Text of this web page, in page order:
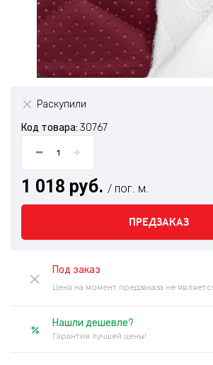
Раскупили
Код товара: 30767
1 018 руб. / пог. м.
ПРЕДЗАКАЗ
Под заказ
Цена на момент предзаказа не
Нашли дешевле?
Гарантия лучшей цены!